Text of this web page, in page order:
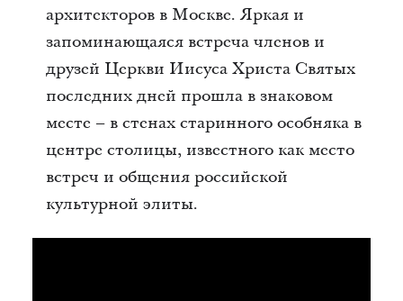
архитекторов в Москве. Яркая и
запоминающаяся встреча членов и
друзей Церкви Иисуса Христа Святых
последних дней прошла в знаковом
месте – в стенах старинного особняка в
центре столицы, известного как место
встреч и общения российской
культурной элиты.